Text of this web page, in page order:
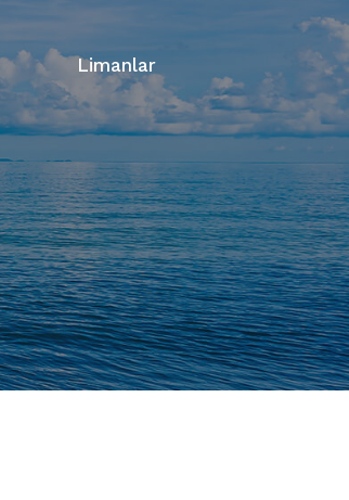
Limanlar